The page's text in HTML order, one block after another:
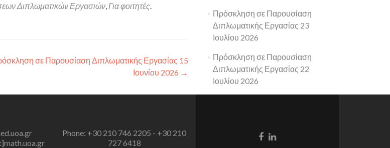
Διπλωματικών Εργασιών,Για φοιτητές.
σε Παρουσίαση Διπλωματικής Εργασίας 15
Ιουνίου 2026 →
Πρόσκληση σε Παρουσίαση
Διπλωματικής Εργασίας 23
Ιουλίου 2026
Πρόσκληση σε Παρουσίαση
Διπλωματικής Εργασίας 22
Ιουλίου 2026
Phone: +30 210 746 2205 - +30 210
727 6418
Facebook
Linkedin